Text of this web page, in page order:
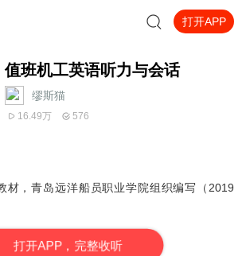
打开APP
值班机工英语听力与会话
缪斯猫
16.49万 576
材，青岛远洋船员职业学院组织编写（2019
打开APP，完整收听